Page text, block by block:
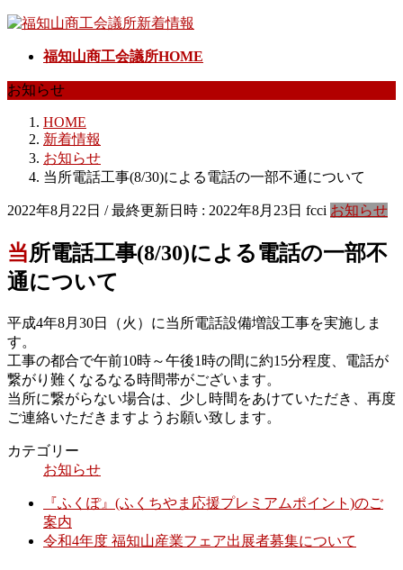
コ
ン
ツ
ナ
ー
シ
福知山商工会議所HOME
お知らせ
HOME
新着情報
お知らせ
当所電話工事(8/30)による電話の一部不通について
2022年8月22日 / 最終更新日時 : 2022年8月23日 fcci お知らせ
当所電話工事(8/30)による電話の一部不
通について
平成4年8月30日（火）に当所電話設備増設工事を実施しま
す。
工事の都合で午前10時～午後1時の間に約15分程度、電話が
繋がり難くなるなる時間帯がございます。
当所に繋がらない場合は、少し時間をあけていただき、再度
ご連絡いただきますようお願い致します。
カテゴリー
お知らせ
『ふくぽ』(ふくちやま応援プレミアムポイント)のご
案内
令和4年度 福知山産業フェア出展者募集について